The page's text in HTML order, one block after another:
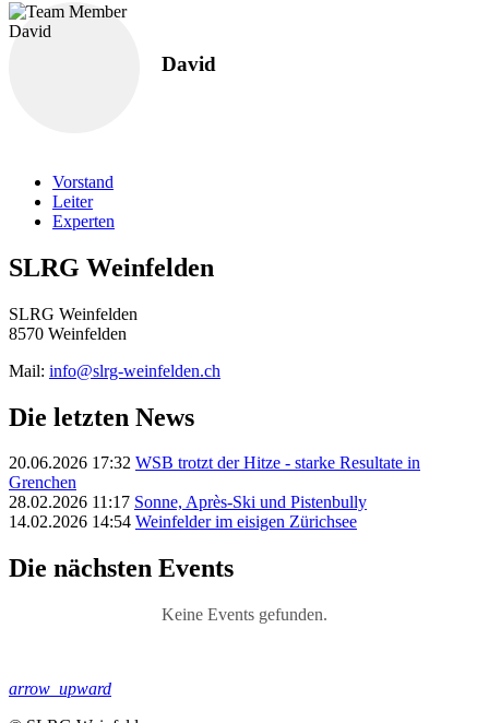
David
Vorstand
Leiter
Experten
SLRG Weinfelden
SLRG Weinfelden
8570 Weinfelden
Mail: info@slrg-weinfelden.ch
Die letzten News
20.06.2026 17:32 WSB trotzt der Hitze - starke Resultate in
Grenchen
28.02.2026 11:17 Sonne, Après-Ski und Pistenbully
14.02.2026 14:54 Weinfelder im eisigen Zürichsee
Die nächsten Events
Keine Events gefunden.
arrow_upward